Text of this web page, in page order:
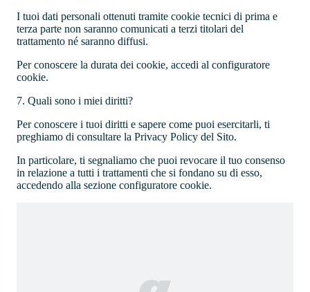
I tuoi dati personali ottenuti tramite cookie tecnici di prima e
terza parte non saranno comunicati a terzi titolari del
trattamento né saranno diffusi.
Per conoscere la durata dei cookie, accedi al configuratore
cookie.
7. Quali sono i miei diritti?
Per conoscere i tuoi diritti e sapere come puoi esercitarli, ti
preghiamo di consultare la Privacy Policy del Sito.
In particolare, ti segnaliamo che puoi revocare il tuo consenso
in relazione a tutti i trattamenti che si fondano su di esso,
accedendo alla sezione configuratore cookie.